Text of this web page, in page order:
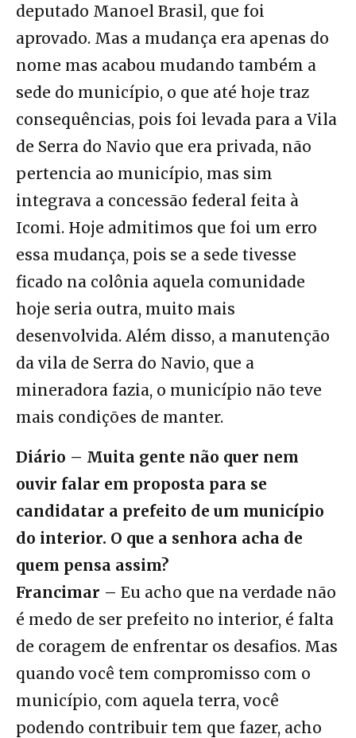
deputado Manoel Brasil, que foi
aprovado. Mas a mudança era apenas do
nome mas acabou mudando também a
sede do município, o que até hoje traz
consequências, pois foi levada para a Vila
de Serra do Navio que era privada, não
pertencia ao município, mas sim
integrava a concessão federal feita à
Icomi. Hoje admitimos que foi um erro
essa mudança, pois se a sede tivesse
ficado na colônia aquela comunidade
hoje seria outra, muito mais
desenvolvida. Além disso, a manutenção
da vila de Serra do Navio, que a
mineradora fazia, o município não teve
mais condições de manter.
Diário – Muita gente não quer nem
ouvir falar em proposta para se
candidatar a prefeito de um município
do interior. O que a senhora acha de
quem pensa assim?
Francimar – Eu acho que na verdade não
é medo de ser prefeito no interior, é falta
de coragem de enfrentar os desafios. Mas
quando você tem compromisso com o
município, com aquela terra, você
podendo contribuir tem que fazer, acho